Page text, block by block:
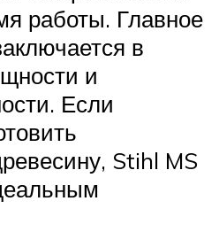
работы. Главное
в
и
Если
Stihl MS